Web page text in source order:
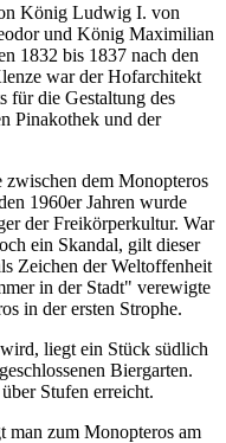
König Ludwig I. von
und König Maximilian
1832 bis 1837 nach den
war der Hofarchitekt
für die Gestaltung des
Pinakothek und der
dem Monopteros
1960er Jahren wurde
der Freikörperkultur. War
ein Skandal, gilt dieser
Zeichen der Weltoffenheit
in der Stadt" verewigte
in der ersten Strophe.
liegt ein Stück südlich
Biergarten.
Stufen erreicht.
man zum Monopteros am